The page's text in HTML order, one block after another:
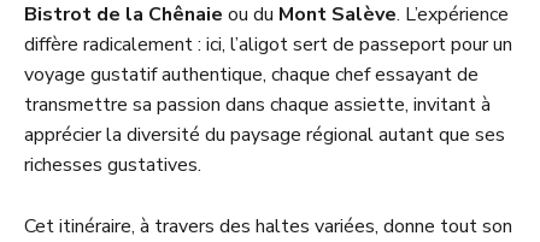
Bistrot de la Chênaie ou du Mont Salève. L’expérience
diffère radicalement : ici, l’aligot sert de passeport pour un
voyage gustatif authentique, chaque chef essayant de
transmettre sa passion dans chaque assiette, invitant à
apprécier la diversité du paysage régional autant que ses
richesses gustatives.
Cet itinéraire, à travers des haltes variées, donne tout son